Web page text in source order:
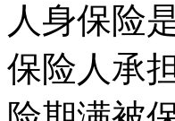
人身保险
保险人承